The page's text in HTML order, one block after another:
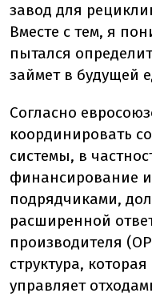
завод для
Вместе с тем, я
пытался
займет в будущей
Согласно
координировать
системы, в
финансирование
подрядчиками,
расширенной
производителя
структура,
управляет